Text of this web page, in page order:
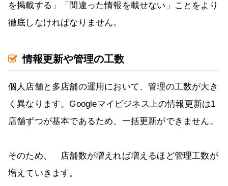
を掲載する」「間違った情報を載せない」ことをより
徹底しなければなりません。
情報更新や管理の工数
個人店舗と多店舗の運用において、管理の工数が大き
く異なります。Googleマイビジネス上の情報更新は1
店舗ずつが基本であるため、一括更新ができません。
そのため、 店舗数が増えれば増えるほど管理工数が
増えていきます。